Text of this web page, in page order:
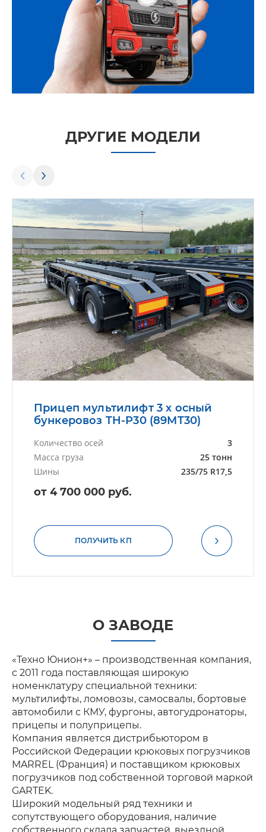
ДРУГИЕ МОДЕЛИ
Прицеп мультилифт 3 х осный
бункеровоз TH-P30 (89MT30)
Количество осей
3
Масса груза
25 тонн
Шины
235/75 R17,5
от 4 700 000 руб.
ПОЛУЧИТЬ КП
О ЗАВОДЕ
«Техно Юнион+» – производственная компания,
с 2011 года поставляющая широкую
номенклатуру специальной техники:
мультилифты, ломовозы, самосвалы, бортовые
автомобили с КМУ, фургоны, автогудронаторы,
прицепы и полуприцепы.
Компания является дистрибьютором в
Российской Федерации крюковых погрузчиков
MARREL (Франция) и поставщиком крюковых
погрузчиков под собственной торговой маркой
GARTEK.
Широкий модельный ряд техники и
сопутствующего оборудования, наличие